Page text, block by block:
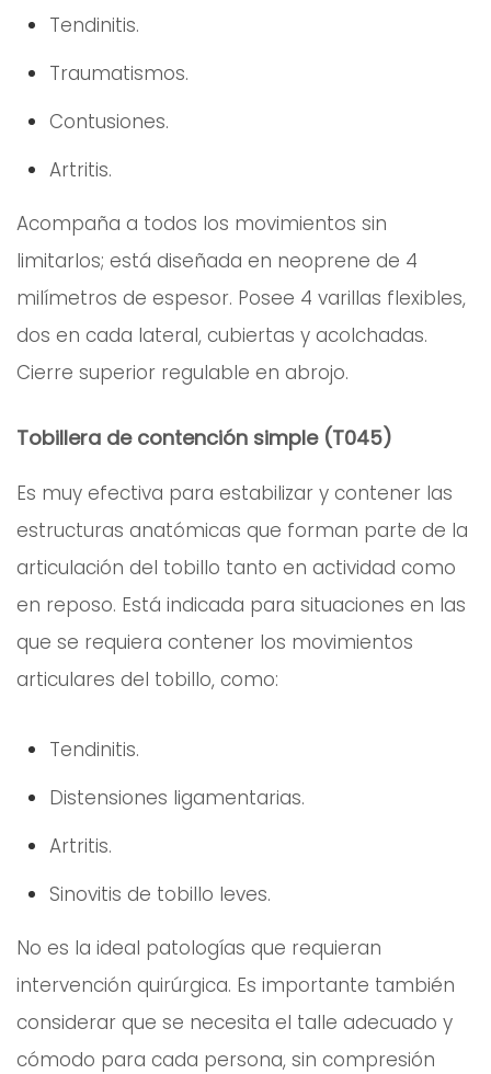
Tendinitis.
Traumatismos.
Contusiones.
Artritis.
Acompaña a todos los movimientos sin
limitarlos; está diseñada en neoprene de 4
milímetros de espesor. Posee 4 varillas flexibles,
dos en cada lateral, cubiertas y acolchadas.
Cierre superior regulable en abrojo.
Tobillera de contención simple (T045)
Es muy efectiva para estabilizar y contener las
estructuras anatómicas que forman parte de la
articulación del tobillo tanto en actividad como
en reposo. Está indicada para situaciones en las
que se requiera contener los movimientos
articulares del tobillo, como:
Tendinitis.
Distensiones ligamentarias.
Artritis.
Sinovitis de tobillo leves.
No es la ideal patologías que requieran
intervención quirúrgica. Es importante también
considerar que se necesita el talle adecuado y
cómodo para cada persona, sin compresión